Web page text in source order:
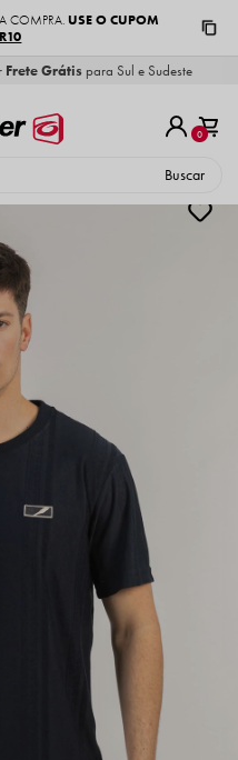
COMPRA.USE O CUPOM
Frete Grátis para Sul e Sudeste
0